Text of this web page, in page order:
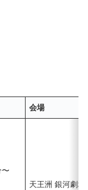
会場
天王洲 銀河劇場